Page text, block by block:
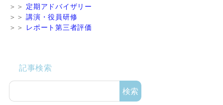
＞＞ 定期アドバイザリー
＞＞講演・役員研修
＞＞ レポート第三者評価
記事検索
検索